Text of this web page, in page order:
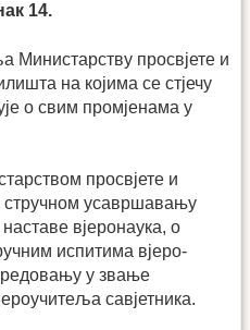
14.
Министарству просвјете и
на којима се стјечу
о свим промјенама у
просвјете и
стручном усавршавању
вјеронаука, о
испитима вјеро­­
у звање
савјетника.